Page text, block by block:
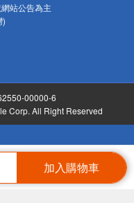
加入購物車
站公告為主
)
00000-6
Corp. All Right Reserved